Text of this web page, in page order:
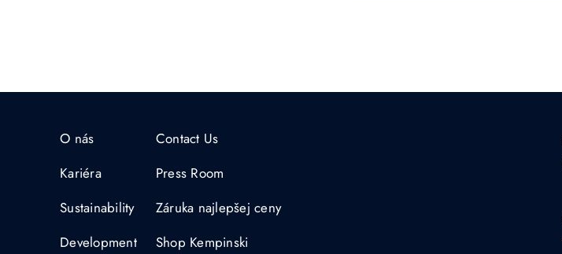
O nás
Kariéra
Sustainability
Development
Contact Us
Press Room
Záruka najlepšej ceny
Shop Kempinski